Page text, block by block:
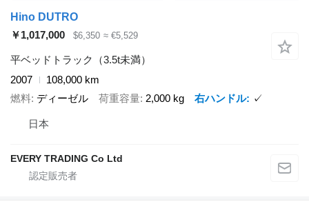
Hino DUTRO
￥1,017,000
$6,350 ≈ €5,529
平ベッドトラック（3.5t未満）
2007
108,000 km
燃料 ディーゼル 荷重容量 2,000 kg 右ハンドル ✓
日本
EVERY TRADING Co Ltd